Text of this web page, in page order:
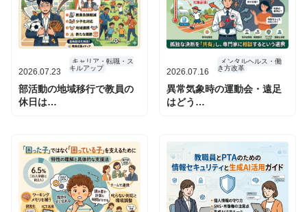
2026.07.23
キャリア・転職・ス
キルアップ
部活動の地域移行で教員の
休日は…
2026.07.16
メンタルヘルス・働
き方改革
異常気象時の運動会・遠足
はどう…